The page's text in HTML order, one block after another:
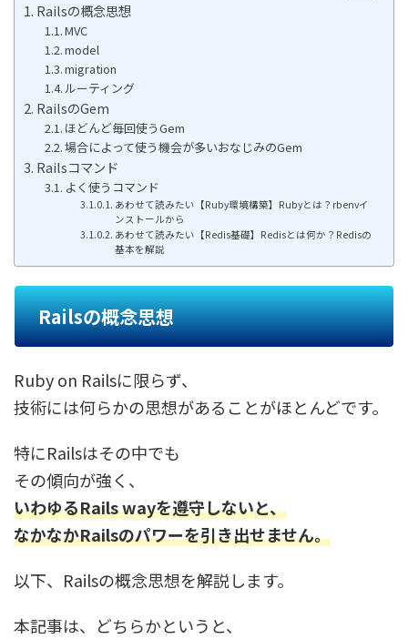
Railsの概念思想
MVC
model
migration
ルーティング
RailsのGem
ほどんど毎回使うGem
場合によって使う機会が多いおなじみのGem
Railsコマンド
よく使うコマンド
あわせて読みたい【Ruby環境構築】Rubyとは？rbenvイ
ンストールから
あわせて読みたい【Redis基礎】Redisとは何か？Redisの
基本を解説
Railsの概念思想
Ruby on Railsに限らず、
技術には何らかの思想があることがほとんどです。
特にRailsはその中でも
その傾向が強く、
いわゆるRails wayを遵守しないと、
なかなかRailsのパワーを引き出せません。
以下、Railsの概念思想を解説します。
本記事は、どちらかというと、